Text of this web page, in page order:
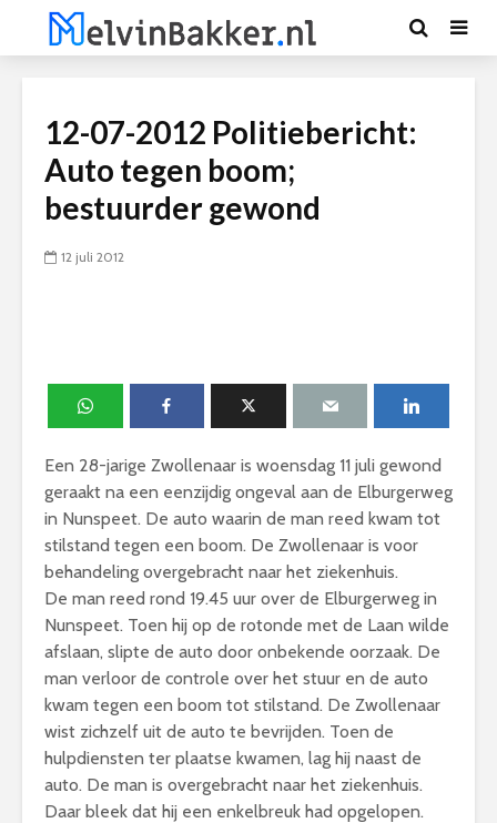
12-07-2012 Politiebericht:
Auto tegen boom;
bestuurder gewond
12 juli 2012
Een 28-jarige Zwollenaar is woensdag 11 juli gewond
geraakt na een eenzijdig ongeval aan de Elburgerweg
in Nunspeet. De auto waarin de man reed kwam tot
stilstand tegen een boom. De Zwollenaar is voor
behandeling overgebracht naar het ziekenhuis.
De man reed rond 19.45 uur over de Elburgerweg in
Nunspeet. Toen hij op de rotonde met de Laan wilde
afslaan, slipte de auto door onbekende oorzaak. De
man verloor de controle over het stuur en de auto
kwam tegen een boom tot stilstand. De Zwollenaar
wist zichzelf uit de auto te bevrijden. Toen de
hulpdiensten ter plaatse kwamen, lag hij naast de
auto. De man is overgebracht naar het ziekenhuis.
Daar bleek dat hij een enkelbreuk had opgelopen.